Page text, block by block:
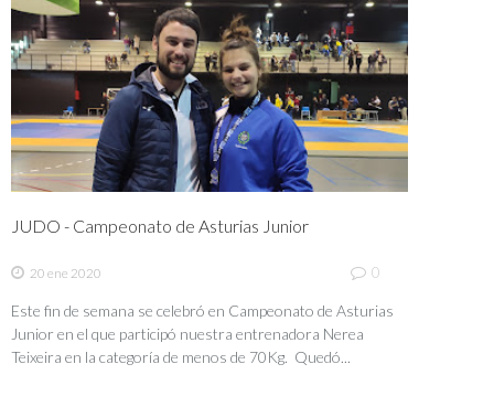
JUDO - Campeonato de Asturias Junior
20 ene 2020 0
Este fin de semana se celebró en Campeonato de Asturias
Junior en el que participó nuestra entrenadora Nerea
Teixeira en la categoría de menos de 70Kg. Quedó...